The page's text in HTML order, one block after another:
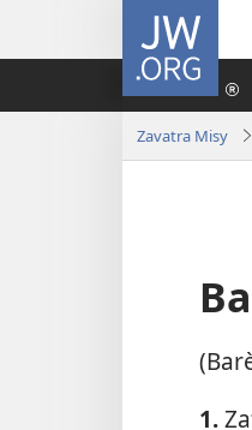
JW.ORG
Zavatra Misy
1.